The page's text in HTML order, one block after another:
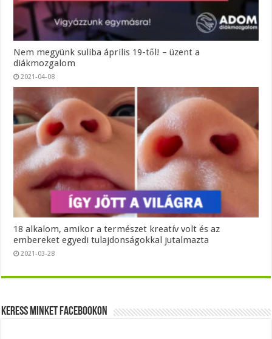
Nem megyünk suliba április 19-től! – üzent a
diákmozgalom
2021-04-08
18 alkalom, amikor a természet kreatív volt és az
embereket egyedi tulajdonságokkal jutalmazta
2021-03-28
Keress minket Facebookon